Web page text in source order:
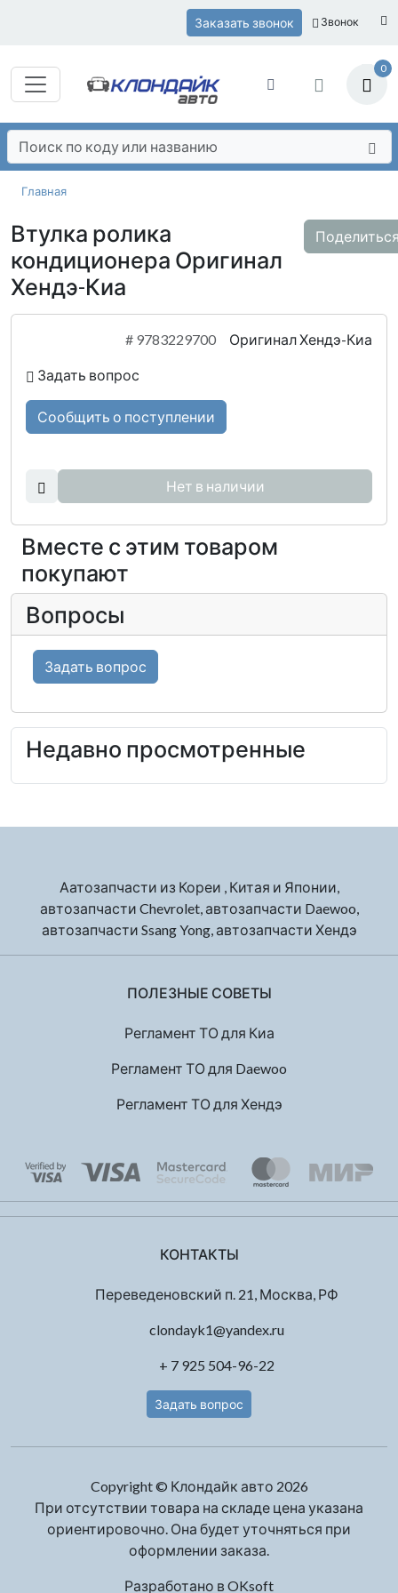
Заказать звонок Звонок
0
Главная
Втулка ролика
кондиционера Оригинал
Хендэ-Киа
# 9783229700 Оригинал Хендэ-Киа
Задать вопрос
Сообщить о поступлении
Нет в наличии
Вместе с этим товаром
покупают
Вопросы
Задать вопрос
Недавно просмотренные
Аатозапчасти из Кореи , Китая и Японии,
автозапчасти Chevrolet, автозапчасти Daewoo,
автозапчасти Ssang Yong, автозапчасти Хендэ
ПОЛЕЗНЫЕ СОВЕТЫ
Регламент ТО для Киа
Регламент ТО для Daewoo
Регламент ТО для Хендэ
КОНТАКТЫ
Переведеновский п. 21, Москва, РФ
clondayk1@yandex.ru
+ 7 925 504-96-22
Задать вопрос
Copyright © Клондайк авто 2026
При отсутствии товара на складе цена указана
ориентировочно. Она будет уточняться при
оформлении заказа.
Разработано в OKsoft